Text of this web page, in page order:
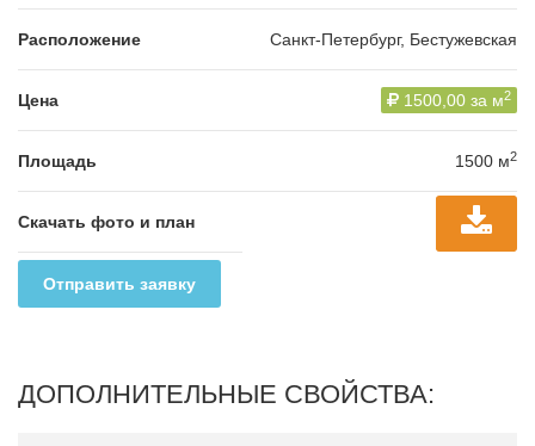
Расположение Санкт-Петербург, Бестужевская
Цена 1500,00 за м2
Площадь 1500 м2
Скачать фото и план
Отправить заявку
ДОПОЛНИТЕЛЬНЫЕ СВОЙСТВА: